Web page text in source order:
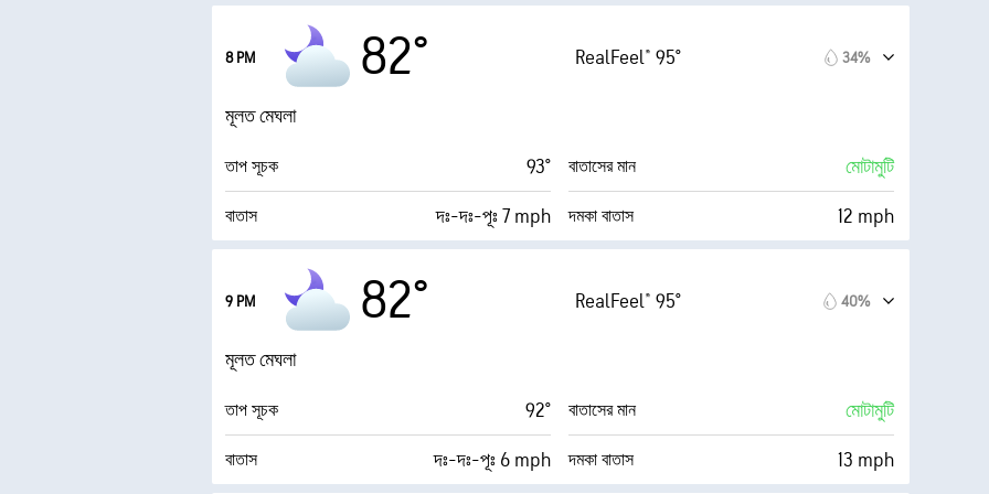
AccuLumen Brightness Index™
8 PM 82° RealFeel® 95° 34%
মূলত মেঘলা
তাপ সূচক 93°
বাতাস দঃ-দঃ-পূঃ 7 mph
বাতাসের মান মোটামুটি
দমকা বাতাস 12 mph
AccuLumen Brightness Index™
9 PM 82° RealFeel® 95° 40%
মূলত মেঘলা
তাপ সূচক 92°
বাতাস দঃ-দঃ-পূঃ 6 mph
বাতাসের মান মোটামুটি
দমকা বাতাস 13 mph